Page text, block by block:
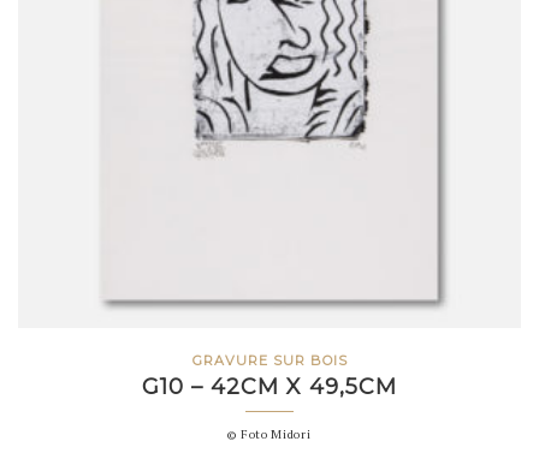
GRAVURE SUR BOIS
G10 – 42CM X 49,5CM
© Foto Midori